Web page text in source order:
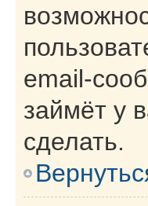
email-
займёт у
сделать.